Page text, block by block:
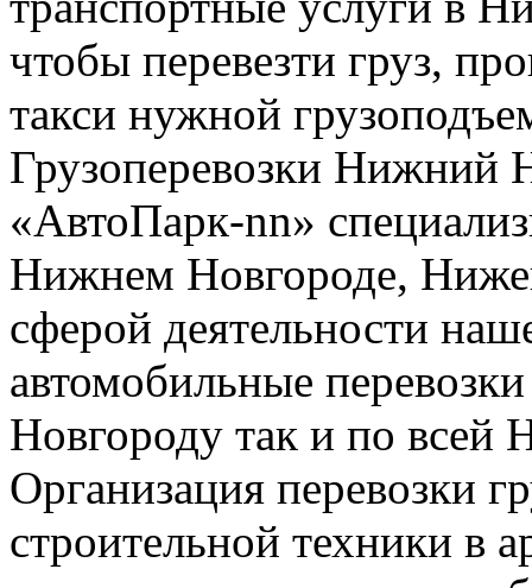
чтобы перевезти груз,
такси нужной
Грузоперевозки Нижний
«АвтоПарк-nn»
Нижнем Новгороде,
сферой деятельности
автомобильные
Новгороду так и по всей
Организация перевозки
строительной техники в